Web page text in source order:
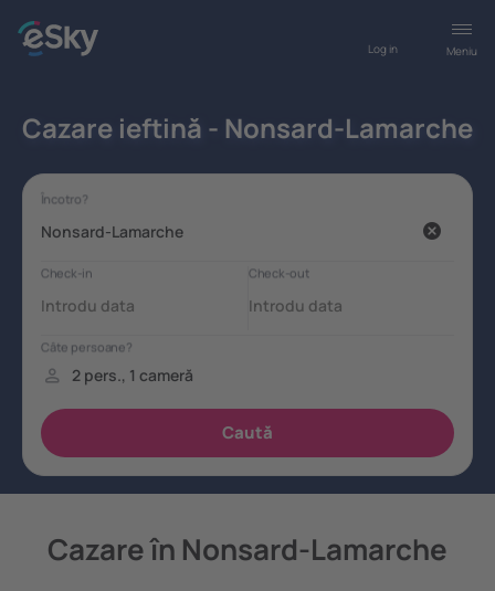
Meniu
Log in
Cazare ieftină - Nonsard-Lamarche
Cazare în Nonsard-Lamarche